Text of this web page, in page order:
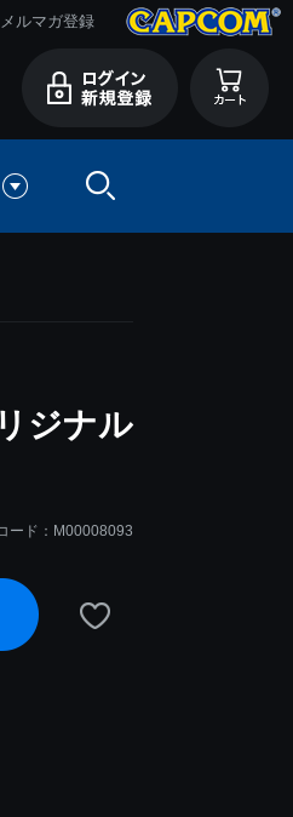
メルマガ登録
ジナル
ード：M00008093